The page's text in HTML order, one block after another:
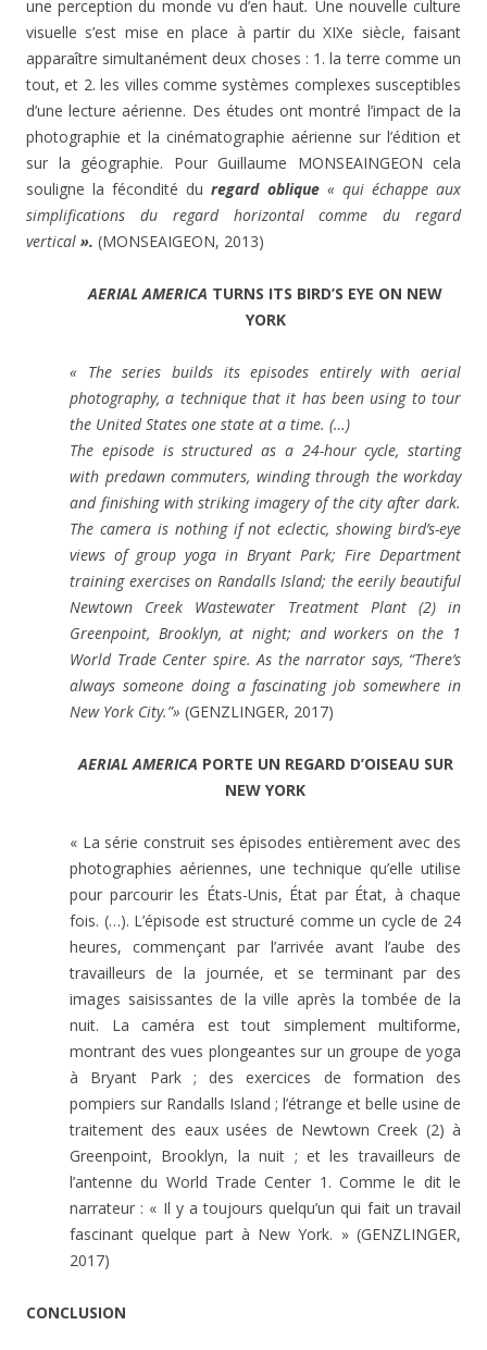
une perception du monde vu d’en haut. Une nouvelle culture
visuelle s’est mise en place à partir du XIXe siècle, faisant
apparaître simultanément deux choses : 1. la terre comme un
tout, et 2. les villes comme systèmes complexes susceptibles
d’une lecture aérienne. Des études ont montré l’impact de la
photographie et la cinématographie aérienne sur l’édition et
sur la géographie. Pour Guillaume MONSEAINGEON cela
souligne la fécondité duregard oblique « qui échappe aux
simplifications du regard horizontal comme du regard
vertical ». (MONSEAIGEON, 2013)
AERIAL AMERICA TURNS ITS BIRD’S EYE ON NEW
YORK
« The series builds its episodes entirely with aerial
photography, a technique that it has been using to tour
the United States one state at a time. (…)
The episode is structured as a 24-hour cycle, starting
with predawn commuters, winding through the workday
and finishing with striking imagery of the city after dark.
The camera is nothing if not eclectic, showing bird’s-eye
views of group yoga in Bryant Park; Fire Department
training exercises on Randalls Island; the eerily beautiful
Newtown Creek Wastewater Treatment Plant (2) in
Greenpoint, Brooklyn, at night; and workers on the 1
World Trade Center spire. As the narrator says, “There’s
always someone doing a fascinating job somewhere in
New York City.”» (GENZLINGER, 2017)
AERIAL AMERICA PORTE UN REGARD D’OISEAU SUR
NEW YORK
« La série construit ses épisodes entièrement avec des
photographies aériennes, une technique qu’elle utilise
pour parcourir les États-Unis, État par État, à chaque
fois. (…). L’épisode est structuré comme un cycle de 24
heures, commençant par l’arrivée avant l’aube des
travailleurs de la journée, et se terminant par des
images saisissantes de la ville après la tombée de la
nuit. La caméra est tout simplement multiforme,
montrant des vues plongeantes sur un groupe de yoga
à Bryant Park ; des exercices de formation des
pompiers sur Randalls Island ; l’étrange et belle usine de
traitement des eaux usées de Newtown Creek (2) à
Greenpoint, Brooklyn, la nuit ; et les travailleurs de
l’antenne du World Trade Center 1. Comme le dit le
narrateur : « Il y a toujours quelqu’un qui fait un travail
fascinant quelque part à New York. » (GENZLINGER,
2017)
CONCLUSION